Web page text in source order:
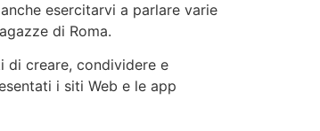
esercitarvi a parlare varie
di Roma.
di creare, condividere e
i siti Web e le app